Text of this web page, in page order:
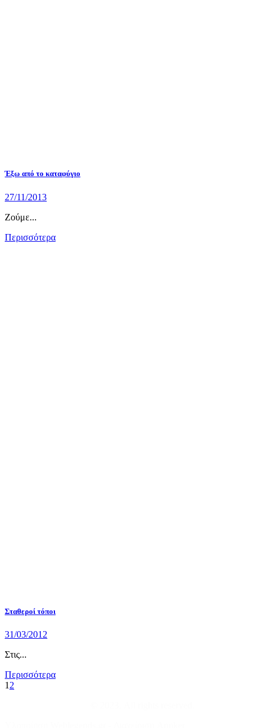
Έξω από το καταφύγιο
27/11/2013
Ζούμε...
Περισσότερα
Σταθεροί τόποι
31/03/2012
Στις...
Περισσότερα
1 2